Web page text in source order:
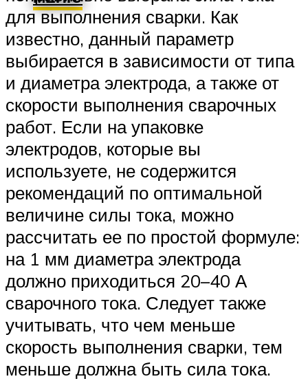
для выполнения сварки. Как
известно, данный параметр
выбирается в зависимости от типа
и диаметра электрода, а также от
скорости выполнения сварочных
работ. Если на упаковке
электродов, которые вы
используете, не содержится
рекомендаций по оптимальной
величине силы тока, можно
рассчитать ее по простой формуле:
на 1 мм диаметра электрода
должно приходиться 20–40 А
сварочного тока. Следует также
учитывать, что чем меньше
скорость выполнения сварки, тем
меньше должна быть сила тока.